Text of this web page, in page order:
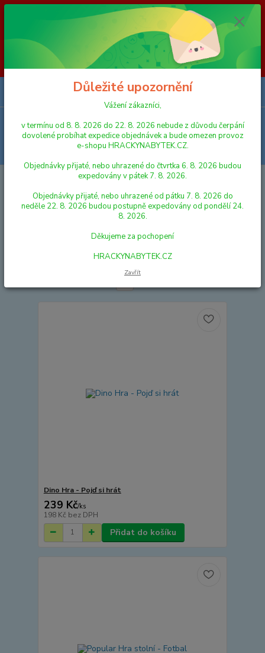
Vážení zákazníci, v termínu od 8. 8. 2026 do 23. 8. 2026 nebude z
důvodu čerpání dovolené probíhat expedice objednávek a bude omezen
provoz e-shopu HRACKYNABYTEK.CZ. Objednávky přijaté, nebo
uhrazené do čtvrtka 6. 8. 2026 budou expedovány v pátek 7. 8. 2026.
Objednávky přijaté, nebo uhrazené od pátku 7. 8. 2026 do neděle 23. 8.
2026 budou postupně expedovány od pondělí 24. 8. 2026. Děkujeme za
pochopení HRACKYNABYTEK.CZ
HRY A HLAVOLAMY HRY PRO NEJMENŠÍ
HRY PRO NEJMENŠÍ
Nejlevnější Nejdražší
Zobrazuji 1-15 z 50
Dino Hra - Pojď si hrát
239 Kč/ks
198 Kč bez DPH
Přidat do košíku
Důležité upozornění
Vážení zákazníci,
v termínu od 8. 8. 2026 do 22. 8. 2026 nebude z důvodu čerpání
dovolené probíhat expedice objednávek a bude omezen provoz
e-shopu HRACKYNABYTEK.CZ.
Objednávky přijaté, nebo uhrazené do čtvrtka 6. 8. 2026 budou
expedovány v pátek 7. 8. 2026.
Objednávky přijaté, nebo uhrazené od pátku 7. 8. 2026 do
neděle 22. 8. 2026 budou postupně expedovány od pondělí 24.
8. 2026.
Děkujeme za pochopení
HRACKYNABYTEK.CZ
Zavřít